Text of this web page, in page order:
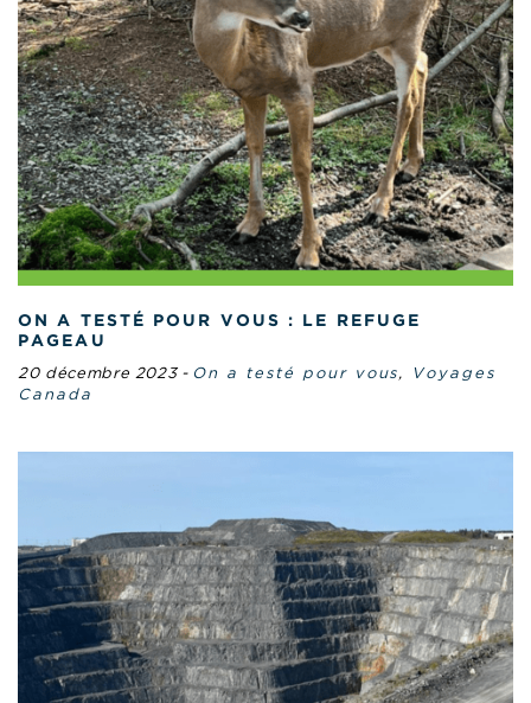
ON A TESTÉ POUR VOUS : LE REFUGE
PAGEAU
20 décembre 2023 - On a testé pour vous
Voyages
Canada